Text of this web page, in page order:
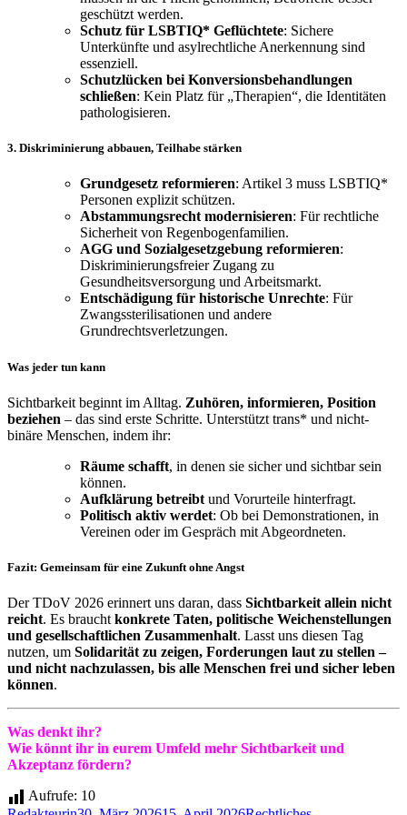
geschützt werden.
Schutz für LSBTIQ* Geflüchtete: Sichere
Unterkünfte und asylrechtliche Anerkennung sind
essenziell.
Schutzlücken bei Konversionsbehandlungen
schließen: Kein Platz für „Therapien“, die Identitäten
pathologisieren.
3. Diskriminierung abbauen, Teilhabe stärken
Grundgesetz reformieren: Artikel 3 muss LSBTIQ*
Personen explizit schützen.
Abstammungsrecht modernisieren: Für rechtliche
Sicherheit von Regenbogenfamilien.
AGG und Sozialgesetzgebung reformieren:
Diskriminierungsfreier Zugang zu
Gesundheitsversorgung und Arbeitsmarkt.
Entschädigung für historische Unrechte: Für
Zwangssterilisationen und andere
Grundrechtsverletzungen.
Was jeder tun kann
Sichtbarkeit beginnt im Alltag. Zuhören, informieren, Position
beziehen – das sind erste Schritte. Unterstützt trans* und nicht-
binäre Menschen, indem ihr:
Räume schafft, in denen sie sicher und sichtbar sein
können.
Aufklärung betreibt und Vorurteile hinterfragt.
Politisch aktiv werdet: Ob bei Demonstrationen, in
Vereinen oder im Gespräch mit Abgeordneten.
Fazit: Gemeinsam für eine Zukunft ohne Angst
Der TDoV 2026 erinnert uns daran, dass Sichtbarkeit allein nicht
reicht. Es braucht konkrete Taten, politische Weichenstellungen
und gesellschaftlichen Zusammenhalt. Lasst uns diesen Tag
nutzen, um Solidarität zu zeigen, Forderungen laut zu stellen –
und nicht nachzulassen, bis alle Menschen frei und sicher leben
können.
Was denkt ihr?
Wie könnt ihr in eurem Umfeld mehr Sichtbarkeit und
Akzeptanz fördern?
Aufrufe: 10